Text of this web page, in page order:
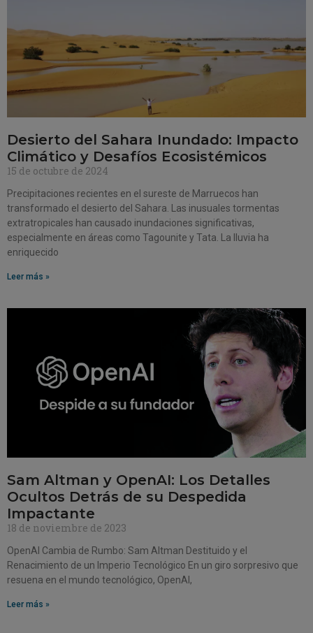
Desierto del Sahara Inundado: Impacto
Climático y Desafíos Ecosistémicos
15 de octubre de 2024
Precipitaciones recientes en el sureste de Marruecos han
transformado el desierto del Sahara. Las inusuales tormentas
extratropicales han causado inundaciones significativas,
especialmente en áreas como Tagounite y Tata. La lluvia ha
enriquecido
Leer más »
Sam Altman y OpenAI: Los Detalles
Ocultos Detrás de su Despedida
Impactante
18 de noviembre de 2023
OpenAI Cambia de Rumbo: Sam Altman Destituido y el
Renacimiento de un Imperio Tecnológico En un giro sorpresivo que
resuena en el mundo tecnológico, OpenAI,
Leer más »